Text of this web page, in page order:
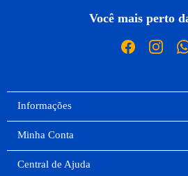
Você mais perto
Informações
Minha Conta
Central de Ajuda